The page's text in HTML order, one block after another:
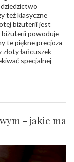
też klasyczne
biżuterii jest
biżuterii powoduje
te piękne precjoza
łańcuszek
specjalnej
- jakie ma